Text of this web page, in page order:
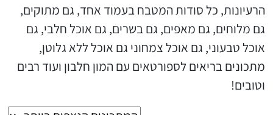
הרעיונות, כל סודות המטבח בעמוד אחד, גם מתוקים,
גם מלוחים, גם מאפים, גם בשרים, גם אוכל חלבי, גם
אוכל טבעוני, גם אוכל צמחוני גם אוכל ללא גלוטן,
מתכונים בריאים לספורטאים עם המון חלבון ועוד רבים
וטובים!